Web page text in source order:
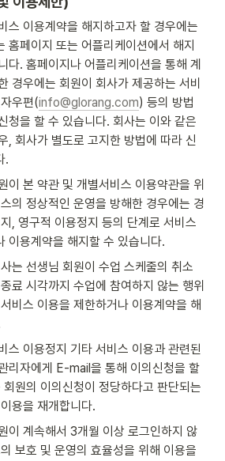
스 이용계약을 해지하고자 할 경우에는
홈페이지 또는 어플리케이션에서 해지
다. 홈페이지나 어플리케이션을 통해 계
경우에는 회원이 회사가 제공하는 서비
우편(info@glorang.com) 등의 방법
청을 할 수 있습니다. 회사는 이와 같은
, 회사가 별도로 고지한 방법에 따라 신
.
이 본 약관 및 개별서비스 이용약관을 위
의 정상적인 운영을 방해한 경우에는 경
, 영구적 이용정지 등의 단계로 서비스
이용계약을 해지할 수 있습니다.
는 선생님 회원이 수업 스케줄의 취소
료 시각까지 수업에 참여하지 않는 행위
비스 이용을 제한하거나 이용계약을 해
스 이용정지 기타 서비스 이용과 관련된
리자에게 E-mail을 통해 이의신청을 할
원의 이의신청이 정당하다고 판단되는
용을 재개합니다.
이 계속해서 3개월 이상 로그인하지 않
보호 및 운영의 효율성을 위해 이용을